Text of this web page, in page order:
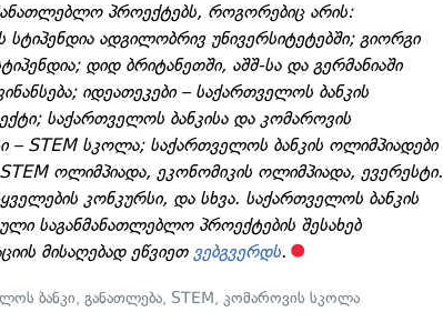
პროექტებს, როგორებიც არის:
სტიპენდია ადგილობრივ უნივერსიტეტებში; გიორგი
დიდ ბრიტანეთში, აშშ-სა და გერმანიაში
იდეათეკები – საქართველოს ბანკის
საქართველოს ბანკისა და კომაროვის
STEM სკოლა; საქართველოს ბანკის ოლიმპიადები
ოლიმპიადა, ეკონომიკის ოლიმპიადა, ევერესტი.
კონკურსი, და სხვა. საქართველოს ბანკის
საგანმანათლებლო პროექტების შესახებ
მისაღებად ეწვიეთვებგვერდს.
ბანკი,განათლება, STEM,კომაროვის სკოლა